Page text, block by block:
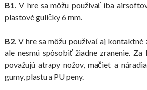
B1. V hre sa môžu používať iba
plastové guličky 6 mm.
B2. V hre sa môžu používať aj kontaktné
ale nesmú spôsobiť žiadne zranenie.
považujú atrapy nožov, mačiet a
gumy, plastu a PU peny.